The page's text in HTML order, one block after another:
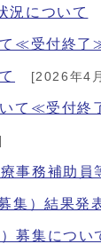
況について
て≪受付終了
[2026年4
いて≪受付終
事務補助員
集）結果発
募集につい